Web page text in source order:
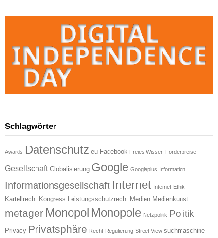
Schlagwörter
Awards Datenschutz eu Facebook Freies Wissen Förderpreise
Gesellschaft Globalisierung Google Googleplus Information
Informationsgesellschaft Internet Internet-Ethik
Kartellrecht Kongress Leistungsschutzrecht Medien Medienkunst
metager Monopol Monopole Netzpolitik Politik
Privacy Privatsphäre Recht Regulierung Street View suchmaschine